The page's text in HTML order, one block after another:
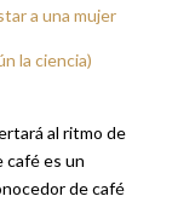
a una mujer
la ciencia)
al ritmo de
café es un
de café